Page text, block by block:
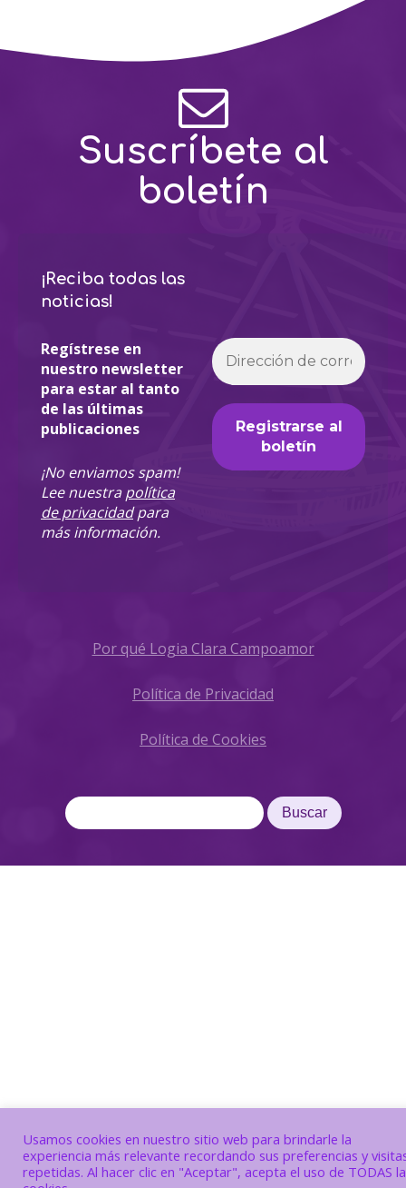
Suscríbete al
boletín
¡Reciba todas las
noticias!
Regístrese en
nuestro newsletter
para estar al tanto
de las últimas
publicaciones
¡No enviamos spam!
Lee nuestrapolítica
de privacidadpara
más información.
Por qué Logia Clara Campoamor
Política de Privacidad
Política de Cookies
Usamos cookies en nuestro sitio web para brindarle la
experiencia más relevante recordando sus preferencias y
repetidas. Al hacer clic en "Aceptar", acepta el uso de TODAS